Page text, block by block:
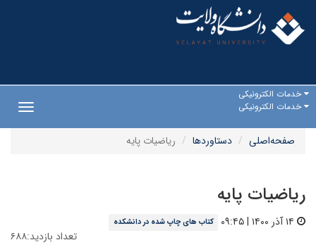
خدمات الکترونیکی
خدمات الکترونیکی
صفحه‌اصلی
دستاوردها ریاضیات پایه
ریاضیات پایه
کتاب های چاپ شده در دانشکده
تعداد بازدید:۶۸۸